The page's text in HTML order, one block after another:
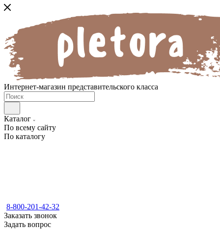
Интернет-магазин представительского класса
Каталог
По всему сайту
По каталогу
8-800-201-42-32
Заказать звонок
Задать вопрос